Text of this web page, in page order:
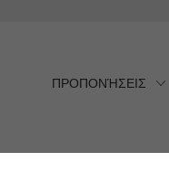
ΠΡΟΠΟΝΉΣΕΙΣ